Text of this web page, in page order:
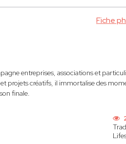
Fiche
entreprises, associations et
projets créatifs, il immortalise des
finale.